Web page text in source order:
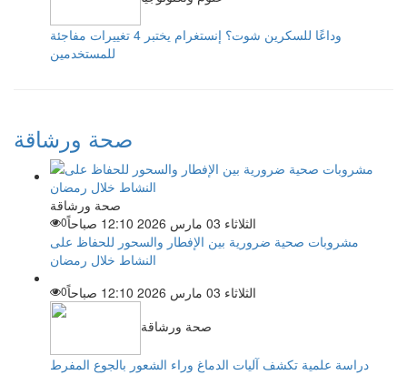
وداعًا للسكرين شوت؟ إنستغرام يختبر 4 تغييرات مفاجئة
للمستخدمين
صحة ورشاقة
صحة ورشاقة
الثلاثاء 03 مارس 2026 12:10 صباحاً
0
مشروبات صحية ضرورية بين الإفطار والسحور للحفاظ على
النشاط خلال رمضان
الثلاثاء 03 مارس 2026 12:10 صباحاً
0
صحة ورشاقة
دراسة علمية تكشف آليات الدماغ وراء الشعور بالجوع المفرط